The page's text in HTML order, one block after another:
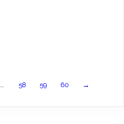
… 58 59 60 →